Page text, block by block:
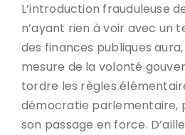
L’introduction frauduleuse
n’ayant rien à voir avec un
des finances publiques
mesure de la volonté
tordre les règles
démocratie parlementaire,
son passage en force.